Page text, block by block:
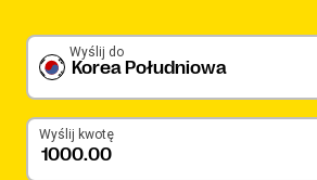
Korea Południowa
Wyślij do
Wyślij kwotę